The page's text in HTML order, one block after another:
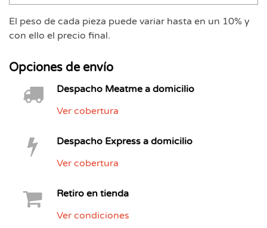
El peso de cada pieza puede variar hasta en un 10% y
con ello el precio final.
Opciones de envío
Despacho Meatme a domicilio
Ver cobertura
Despacho Express a domicilio
Ver cobertura
Retiro en tienda
Ver condiciones